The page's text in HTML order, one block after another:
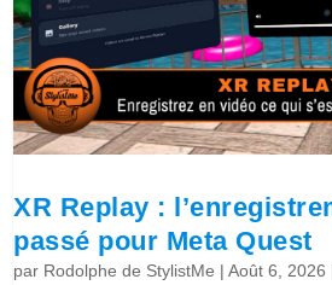
XR Replay :
passé pour Meta Quest
par Rodolphe de StylistMe |Août 6, 2026